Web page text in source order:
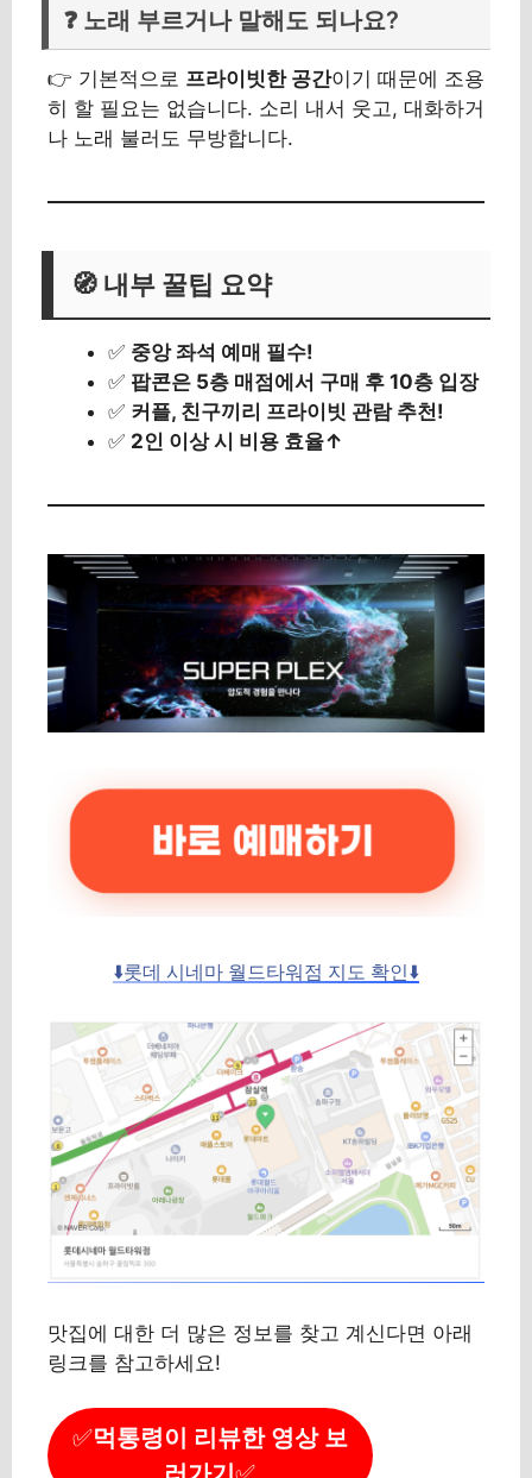
❓ 노래 부르거나 말해도 되나요?
👉 기본적으로 프라이빗한 공간이기 때문에 조용
히 할 필요는 없습니다. 소리 내서 웃고, 대화하거
나 노래 불러도 무방합니다.
🧭 내부 꿀팁 요약
✅ 중앙 좌석 예매 필수!
✅ 팝콘은 5층 매점에서 구매 후 10층 입장
✅ 커플, 친구끼리 프라이빗 관람 추천!
✅ 2인 이상 시 비용 효율↑
⬇️롯데 시네마 월드타워점 지도 확인⬇️
맛집에 대한 더 많은 정보를 찾고 계신다면 아래
링크를 참고하세요!
✅먹통령이 리뷰한 영상 보